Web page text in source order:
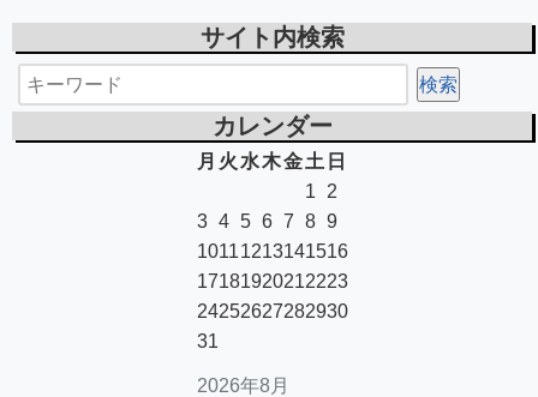
サイト内検索
カレンダー
2026年8月
月 火 水木金 土 日
1
2
3 4 5 6 7 8 9
10111213141516
17181920212223
24252627282930
31